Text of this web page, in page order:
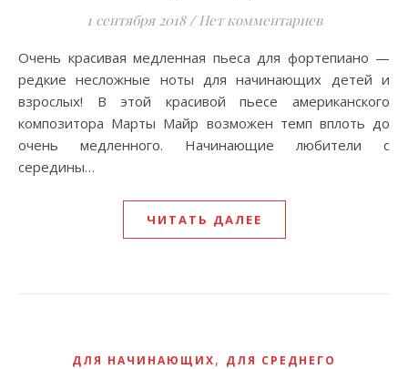
1 сентября 2018 / Нет комментариев
Очень красивая медленная пьеса для фортепиано —
редкие несложные ноты для начинающих детей и
взрослых! B этой красивой пьесе американского
композитора Марты Майр возможен темп вплоть до
очень медленного. Начинающие любители с
середины…
ЧИТАТЬ ДАЛЕЕ
ДЛЯ НАЧИНАЮЩИХ, ДЛЯ СРЕДНЕГО